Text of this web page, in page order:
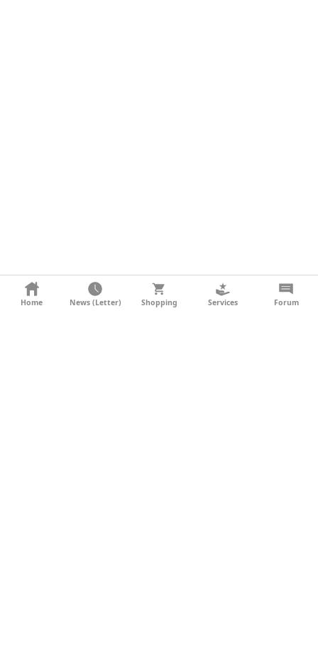
KONTAKT
Home News (Letter) Shopping Services Forum